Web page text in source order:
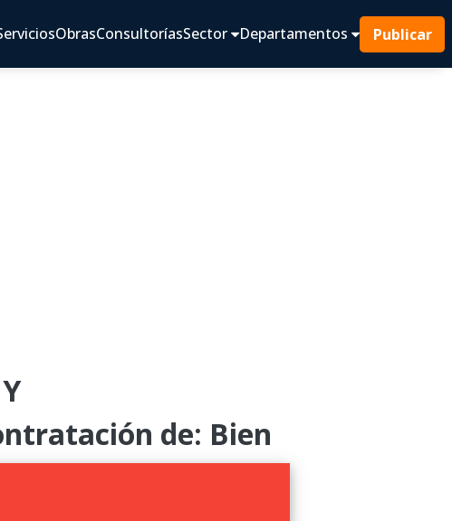
ObrasConsultoríasSector Departamentos Publicar
de: Bien